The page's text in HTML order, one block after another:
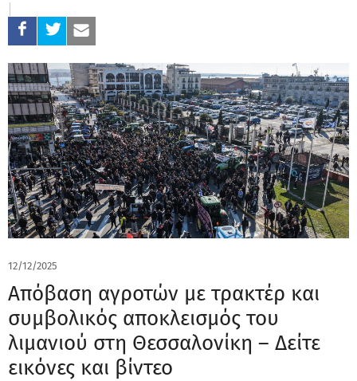
12/12/2025
Απόβαση αγροτών με τρακτέρ και
συμβολικός αποκλεισμός του
λιμανιού στη Θεσσαλονίκη – Δείτε
εικόνες και βίντεο